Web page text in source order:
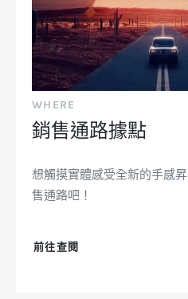
WHERE
銷售通路據點
想觸摸實體感受全新的手感
售通路吧！
前往查閱